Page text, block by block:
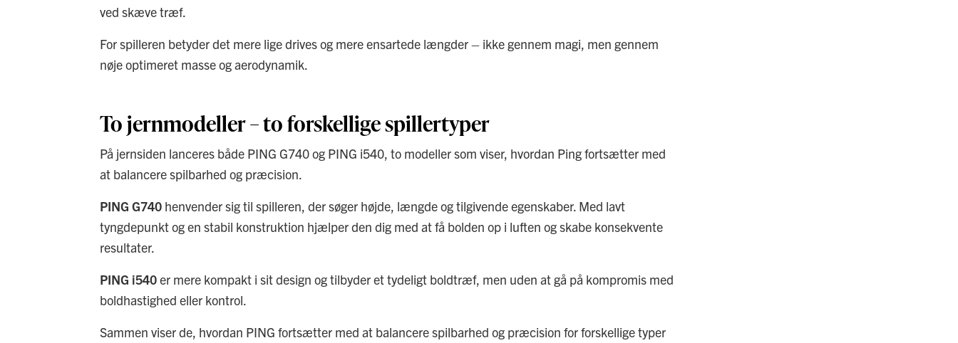
ved skæve træf.
For spilleren betyder det mere lige drives og mere ensartede længder – ikke gennem magi, men gennem
nøje optimeret masse og aerodynamik.
To jernmodeller – to forskellige spillertyper
På jernsiden lanceres både PING G740 og PING i540, to modeller som viser, hvordan Ping fortsætter med
at balancere spilbarhed og præcision.
PING G740 henvender sig til spilleren, der søger højde, længde og tilgivende egenskaber. Med lavt
tyngdepunkt og en stabil konstruktion hjælper den dig med at få bolden op i luften og skabe konsekvente
resultater.
PING i540er mere kompakt i sit design og tilbyder et tydeligt boldtræf, men uden at gå på kompromis med
boldhastighed eller kontrol.
Sammen viser de, hvordan PING fortsætter med at balancere spilbarhed og præcision for forskellige typer